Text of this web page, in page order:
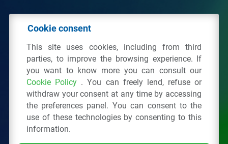
© 2026 - IPPR Istituto per la Promozione delle
C.F. 97381090154
Via San Vittore 36 20123Milano(MI)
Tel.: 02 43928225.
All right reservedPrivacy Policy&Cookie
Cookie consent
This site uses cookies, including from third
parties, to improve the browsing experience. If
you want to know more you can consult our
Cookie Policy . You can freely lend, refuse or
withdraw your consent at any time by accessing
the preferences panel. You can consent to the
use of these technologies by consenting to this
information.